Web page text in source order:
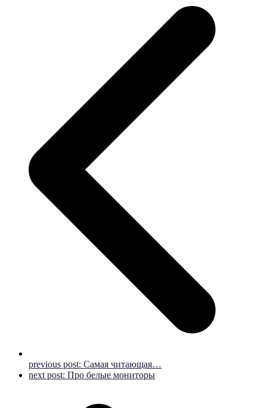
previous post: Самая читающая…
next post: Про белые мониторы